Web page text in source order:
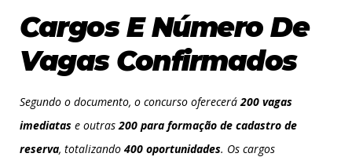
Cargos E Número De
Vagas Confirmados
Segundo o documento, o concurso oferecerá 200 vagas
imediatas e outras 200 para formação de cadastro de
reserva, totalizando 400 oportunidades. Os cargos